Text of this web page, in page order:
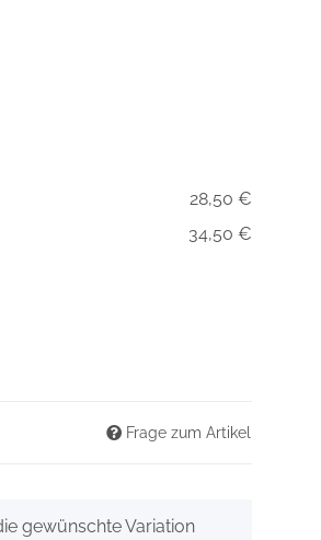
28,50 €
34,50 €
Frage zum Artikel
gewünschte Variation